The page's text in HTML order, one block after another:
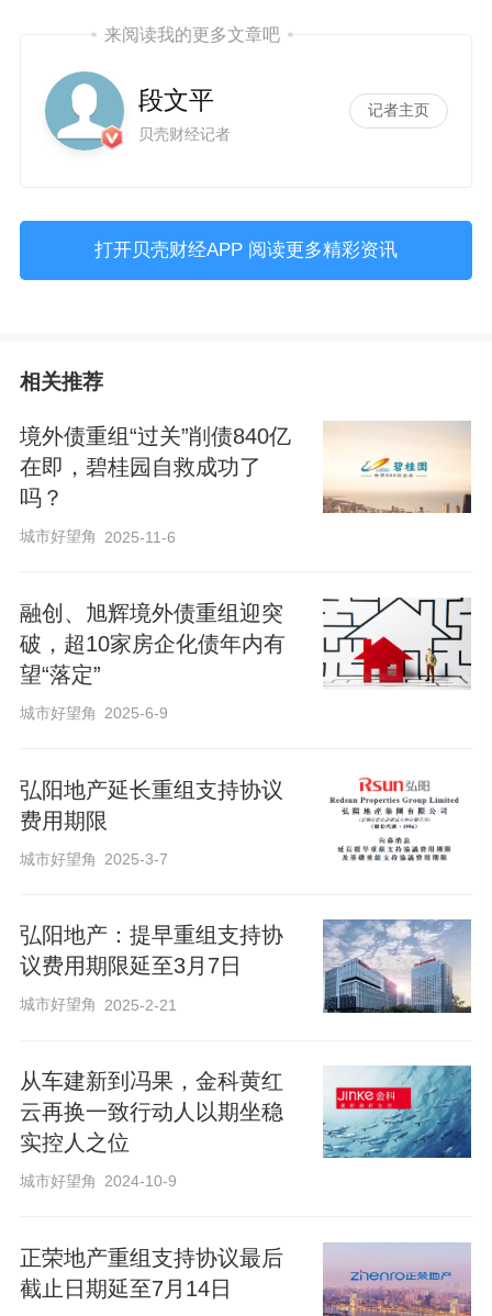
来阅读我的更多文章吧
段文平
贝壳财经记者
记者主页
打开贝壳财经APP 阅读更多精彩资讯
相关推荐
境外债重组“过关”削债840亿
在即，碧桂园自救成功了
吗？
城市好望角 2025-11-6
融创、旭辉境外债重组迎突
破，超10家房企化债年内有
望“落定”
城市好望角 2025-6-9
弘阳地产延长重组支持协议
费用期限
城市好望角 2025-3-7
弘阳地产：提早重组支持协
议费用期限延至3月7日
城市好望角 2025-2-21
从车建新到冯果，金科黄红
云再换一致行动人以期坐稳
实控人之位
城市好望角 2024-10-9
正荣地产重组支持协议最后
截止日期延至7月14日